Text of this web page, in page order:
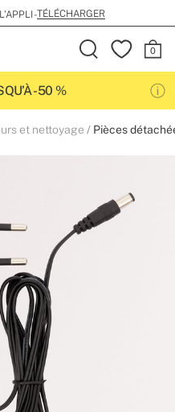
-TÉLÉCHARGER
-50 %
et nettoyage Pièces